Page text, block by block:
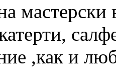
,как и